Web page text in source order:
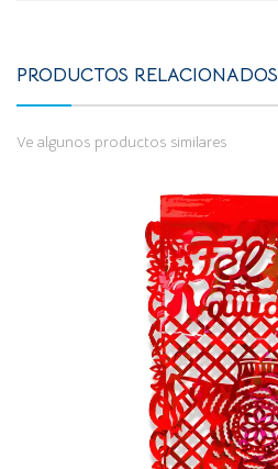
PRODUCTOS RELACIONADOS
Ve algunos productos similares